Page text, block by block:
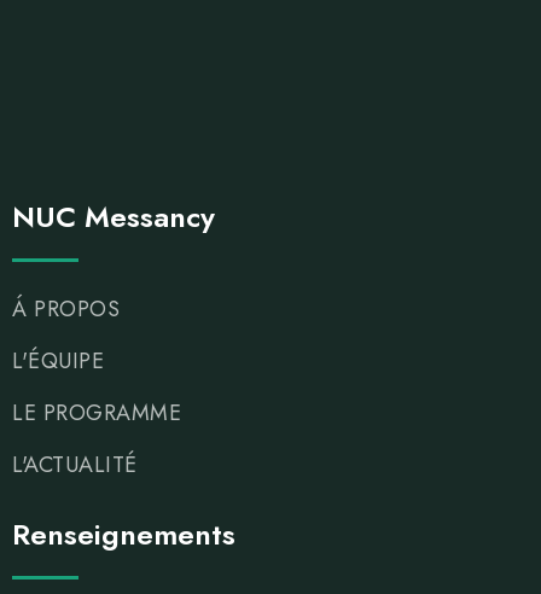
NUC Messancy
Á PROPOS
L'ÉQUIPE
LE PROGRAMME
L'ACTUALITÉ
Renseignements